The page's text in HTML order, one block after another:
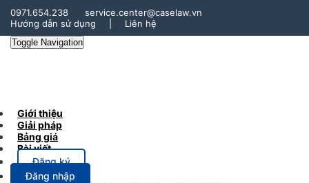
0971.654.238
service.center@caselaw.vn
Hướng dẫn sử dụng
Liên hệ
Toggle Navigation
Giới thiệu
Giải pháp
Bảng giá
Bài viết
Đăng ký
Đăng nhập